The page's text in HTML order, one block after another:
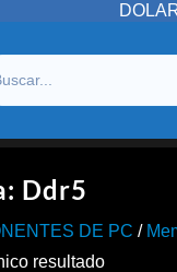
Ddr5
DE PC /
resultado